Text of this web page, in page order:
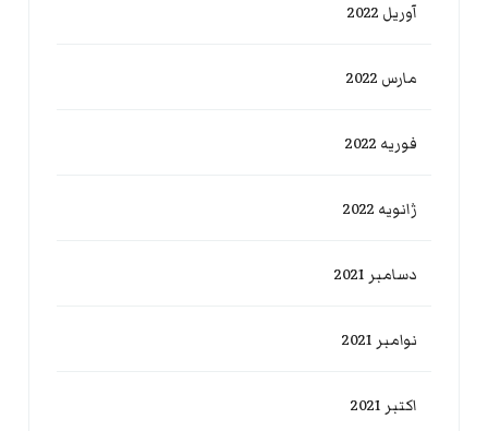
آوریل 2022
مارس 2022
فوریه 2022
ژانویه 2022
دسامبر 2021
نوامبر 2021
اکتبر 2021